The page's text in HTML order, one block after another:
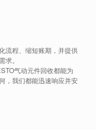
流程、缩短账期，并提供
。
气动元件回收都能为
，我们都能迅速响应并安